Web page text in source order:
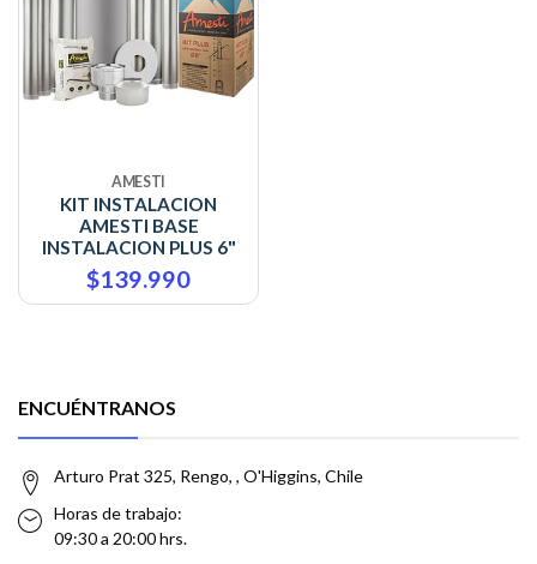
AMESTI
KIT INSTALACION
AMESTI BASE
INSTALACION PLUS 6"
$139.990
ENCUÉNTRANOS
Arturo Prat 325, Rengo, , O'Higgins, Chile
Horas de trabajo:
09:30 a 20:00 hrs.